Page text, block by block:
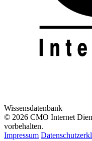
Wissensdatenbank
© 2026 CMO Internet
vorbehalten.
Impressum